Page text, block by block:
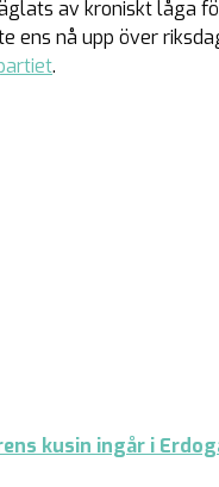
av kroniskt låga
ens nå upp över
.
kusin ingår i